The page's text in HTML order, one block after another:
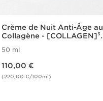
Crème de Nuit Anti-Âge au
Collagène - [COLLAGEN]³
50 ml
110,00 €
(220,00 €/100ml)